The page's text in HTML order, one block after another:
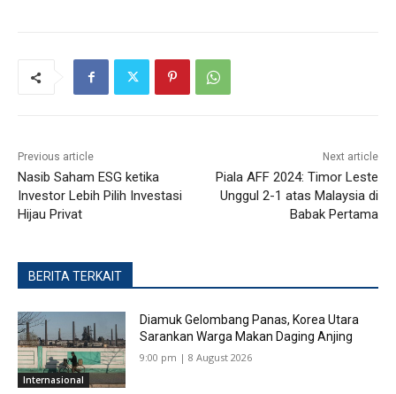
Previous article
Nasib Saham ESG ketika
Investor Lebih Pilih Investasi
Hijau Privat
Next article
Piala AFF 2024: Timor Leste
Unggul 2-1 atas Malaysia di
Babak Pertama
BERITA TERKAIT
Internasional
Diamuk Gelombang Panas, Korea Utara
Sarankan Warga Makan Daging Anjing
9:00 pm | 8 August 2026